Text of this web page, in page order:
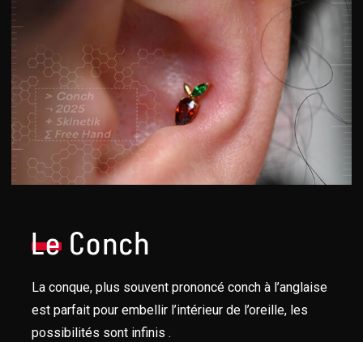
Le Conch
La conque, plus souvent prononcé conch à l’anglaise
est parfait pour embellir l’intérieur de l’oreille, les
possibilités sont infinis .